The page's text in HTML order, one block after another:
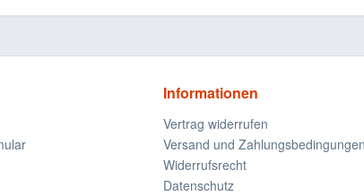
Informationen
Vertrag widerrufen
Versand und Zahlungsbedingungen
Widerrufsrecht
Datenschutz